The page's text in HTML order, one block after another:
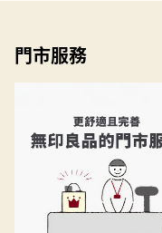
門市服務